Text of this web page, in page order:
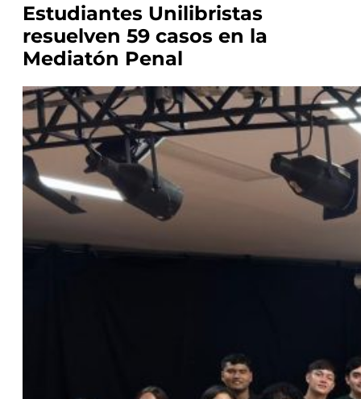
Estudiantes Unilibristas
resuelven 59 casos en la
Mediatón Penal